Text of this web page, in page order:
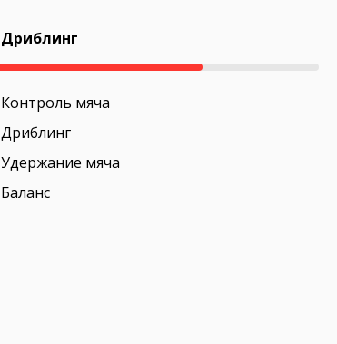
Дриблинг
Контроль мяча
Дриблинг
Удержание мяча
Баланс